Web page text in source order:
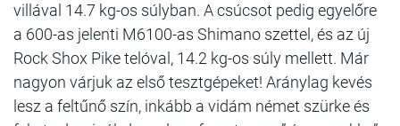
villával 14.7 kg-os súlyban. A csúcsot pedig egyelőre
a 600-as jelenti M6100-as Shimano szettel, és az új
Rock Shox Pike telóval, 14.2 kg-os súly mellett. Már
nagyon várjuk az első tesztgépeket! Aránylag kevés
lesz a feltűnő szín, inkább a vidám német szürke és